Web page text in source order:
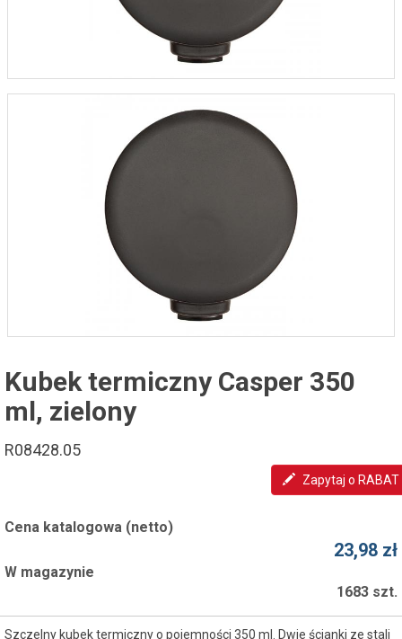
Kubek termiczny Casper 350
ml, zielony
R08428.05
Zapytaj o RABAT
Cena katalogowa (netto)
23,98 zł
W magazynie
1683 szt.
Szczelny kubek termiczny o pojemności 350 ml. Dwie ścianki ze stali